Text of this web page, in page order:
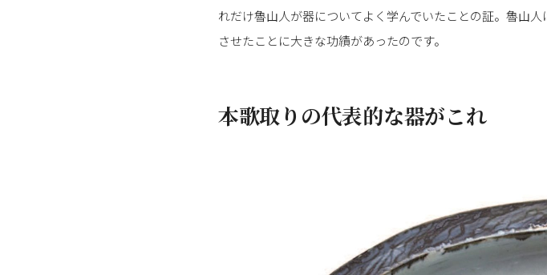
れだけ魯山人が器についてよく学んでいたことの証。魯山
させたことに大きな功績があったのです。
本歌取りの代表的な器がこれ